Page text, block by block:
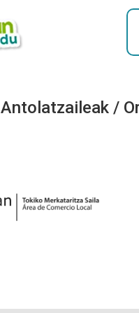
Antolatzaileak /